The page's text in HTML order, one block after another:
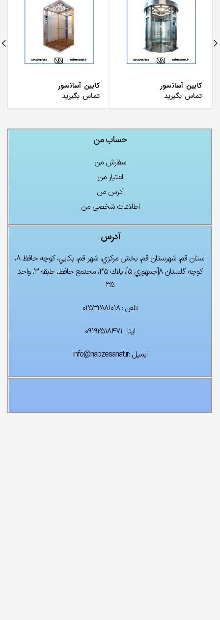
کابین آسانسور
تماس بگیرید
کابین آسانسور
تماس بگیرید
حساب من
سفارش من
اعتبار من
آدرس من
اطلاعات شخصی من
آدرس
استان قم، شهرستان قم، بخش مركزي، شهر قم، بكايي، كوچه حافظ ۸،
كوچه گلستان ۸[جمهوري ۵]، پلاك ۳۵، مجتمع حافظ، طبقه ۳، واحد
۳۵
تلفن : ۰۲۵۳۲۸۸۱۰۱۸
ایتا : ۰۹۱۹۲۵۱۸۴۷۱
ایمیل :info@nabzesanat.ir